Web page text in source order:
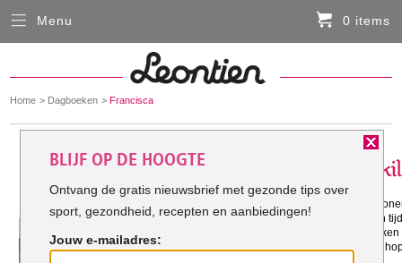
You
here:
Home Dagboeken Francisca
Gestart met mijn doel: 13-8-2012
Ik ben 2 jaar geleden gaan
Ik ben al wel wat kwijt (in 5 maanden
Ook wil ik erbij aan m'n conditie
m'n gezonde levenstijl past, zodat ik
Menu 0 items
Sluiten
HARDLOOPKLEDING
FIETSKLEDING
SERVICE
Inloggen
BLIJF OP DE HOOGTE
Ontvang de gratis nieuwsbrief met gezonde tips over
sport, gezondheid, recepten en aanbiedingen!
Jouw e-mailadres: